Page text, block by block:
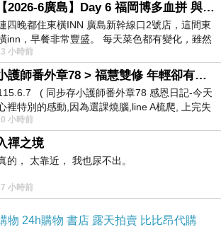
【2026-6廣島】Day 6 福岡博多血拼 與機場接送少年司機深夜對談
四晚都住東橫INN 廣島新幹線口2號店，這間東
inn，早餐非常豐盛。 每天菜色都有變化，雖然
到工作人員拿出料理包加熱，但
小時前
小護師番外章78 > 福慧雙修 年輕卻有個老靈魂 ㄑ金剛經〉podcast
( 同步存小護師番外章78 感恩日記-今天
裡特別的感動,因為選課燒腦,line A梳爬, 上完失
課的她,特來傾
小時前
禪之境
的， 太靠近， 我也尿不出。
小時前
物 24h購物 書店 露天拍賣 比比昂代購